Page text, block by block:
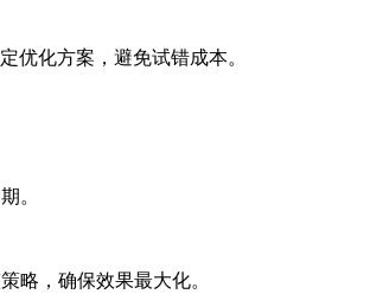
优化方案，避免试错成本。
。
略，确保效果最大化。